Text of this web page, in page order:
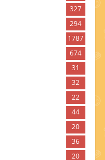
327
294
1787
674
31
32
22
44
20
36
20